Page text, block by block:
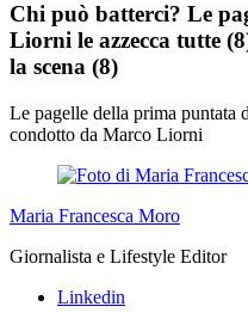
Chi può batterci? Le
Liorni le azzecca tutte
la scena (8)
Le pagelle della prima puntata
condotto da Marco Liorni
Maria Francesca Moro
Giornalista e Lifestyle Editor
Linkedin